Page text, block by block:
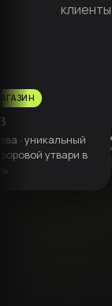
· уникальный
утвари в
Elephant
Анастасия